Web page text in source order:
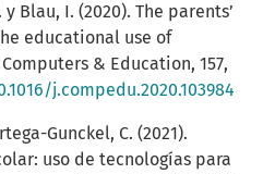
y Blau, I. (2020). The parents’
educational use of
& Education, 157,
j.compedu.2020.103984
Gunckel, C. (2021).
uso de tecnologías para